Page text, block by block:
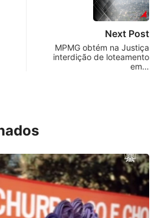
Next Post
MPMG obtém na Justiça
interdição de loteamento
em…